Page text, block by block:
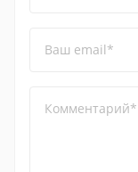
Ваш email*
Комментарий*